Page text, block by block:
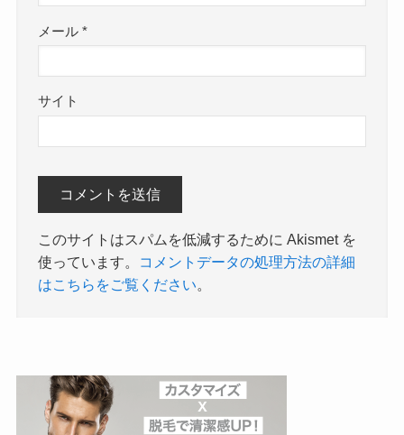
メール*
サイト
このサイトはスパムを低減するために Akismet を
使っています。
コメントデータの処理方法の詳細
はこちらをご覧ください